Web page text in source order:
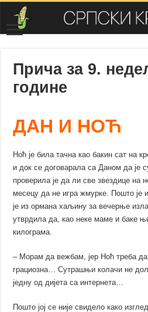
Прича за 9.
године
ДАН И НОЋ
Ноћ је била тачна као бакин сат на
и док се договарала са Даном да је
проверила је да ли све звездице на
месецу да не игра жмурке. Пошто је
је из ормана хаљину за вечерње
утврдила да, као неке маме и баке
килограма.
– Морам да вежбам, јер Ноћ треба да
грациозна… Сутрашњи колачи не
једну од дијета са интернета…
Пошто јој се није свидело како